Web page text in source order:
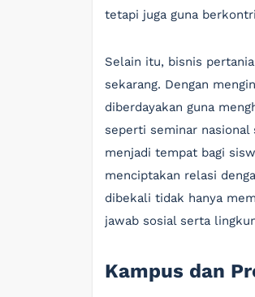
tetapi juga guna
Selain itu, bisnis
sekarang. Dengan
diberdayakan guna
seperti seminar nasional
menjadi tempat bagi
menciptakan relasi
dibekali tidak hanya
jawab sosial serta
Kampus dan